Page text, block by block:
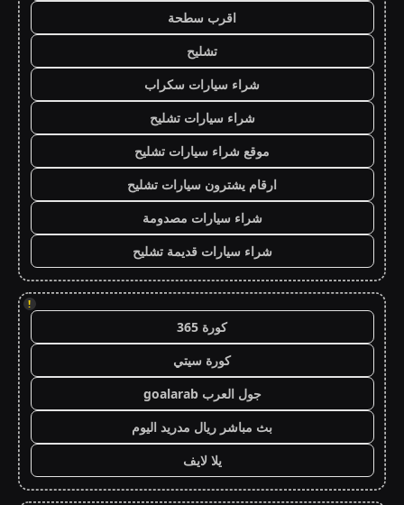
اقرب سطحة
تشليح
شراء سيارات سكراب
شراء سيارات تشليح
موقع شراء سيارات تشليح
ارقام يشترون سيارات تشليح
شراء سيارات مصدومة
شراء سيارات قديمة تشليح
!
كورة 365
كورة سيتي
جول العرب goalarab
بث مباشر ريال مدريد اليوم
يلا لايف